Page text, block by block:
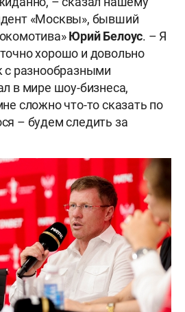
«Москвы», бывший
Юрий Белоус. – Я
хорошо и довольно
с разнообразными
в мире шоу-бизнеса,
сложно что-то сказать по
– будем следить за